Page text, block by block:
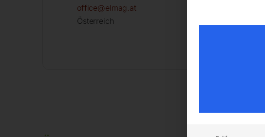
office@elmag.at
Österreich